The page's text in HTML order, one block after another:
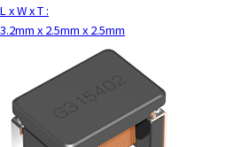
L x W x T :
3.2mm x 2.5mm x 2.5mm